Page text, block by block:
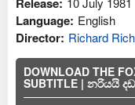
Language: English
Director: Richard Rich
DOWNLOAD THE
SUBTITLE | නරියයි